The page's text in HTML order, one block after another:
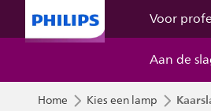
Voor
Aan de
Home Kies een lamp